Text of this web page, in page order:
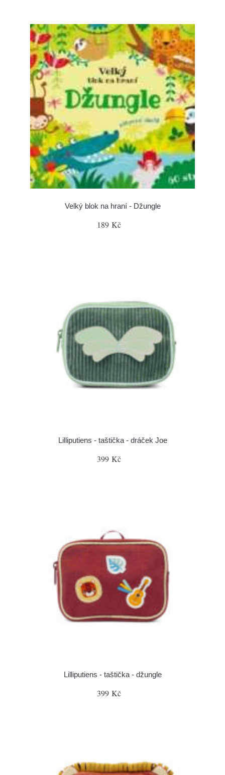
Velký blok na hraní - Džungle
189 Kč
Lilliputiens - taštička - dráček Joe
399 Kč
Lilliputiens - taštička - džungle
399 Kč